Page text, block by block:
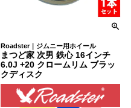
Roadster｜ジムニー用ホイール
まつど家 次男 鉄心 16インチ
6.0J +20 クロームリム ブラッ
クディスク